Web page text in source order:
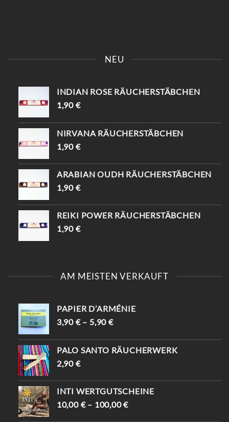
NEU
INDIAN ROSE RÄUCHERSTÄBCHEN
1,90 €
NIRVANA RÄUCHERSTÄBCHEN
1,90 €
ARABIAN OUDH RÄUCHERSTÄBCHEN
1,90 €
REIKI POWER RÄUCHERSTÄBCHEN
1,90 €
AM MEISTEN VERKAUFT
PAPIER D’ARMÉNIE
3,90 €– 5,90€
PALO SANTO RÄUCHERWERK
2,90 €
INTI WERTGUTSCHEINE
10,00 €– 100,00€